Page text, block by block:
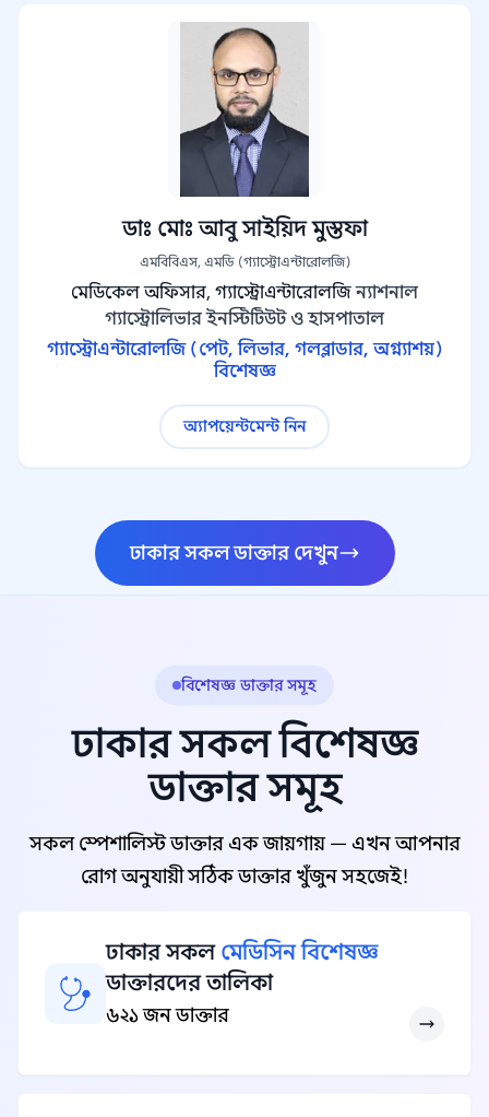
ডাঃ মোঃ আবু সাইয়িদ মুস্তফা
এমবিবিএস, এমডি (গ্যাস্ট্রোএন্টারোলজি)
মেডিকেল অফিসার, গ্যাস্ট্রোএন্টারোলজি ন্যাশনাল
গ্যাস্ট্রোলিভার ইনস্টিটিউট ও হাসপাতাল
গ্যাস্ট্রোএন্টারোলজি (পেট, লিভার, গলব্লাডার, অগ্ন্যাশয়)
বিশেষজ্ঞ
অ্যাপয়েন্টমেন্ট নিন
ঢাকার সকল ডাক্তার দেখুন
বিশেষজ্ঞ ডাক্তার সমূহ
ঢাকার সকল বিশেষজ্ঞ
ডাক্তার সমূহ
সকল স্পেশালিস্ট ডাক্তার এক জায়গায় — এখন আপনার
রোগ অনুযায়ী সঠিক ডাক্তার খুঁজুন সহজেই!
ঢাকার সকল মেডিসিন বিশেষজ্ঞ
ডাক্তারদের তালিকা
৬২১ জন ডাক্তার